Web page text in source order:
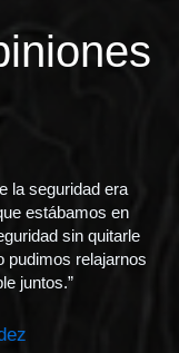
la seguridad era
estábamos en
sin quitarle
pudimos relajarnos
juntos.”